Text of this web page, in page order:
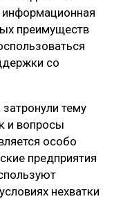
информационная
преимуществ
со
тему
и вопросы
особо
предприятия
нехватки